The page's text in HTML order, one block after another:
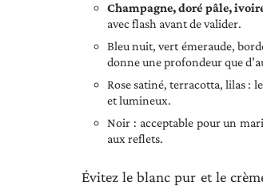
Champagne, doré pâle,
avec flash avant de valider.
Bleu nuit, vert émeraude,
donne une profondeur que
Rose satiné, terracotta, lilas :
et lumineux.
Noir : acceptable pour un
aux reflets.
Évitez le blanc pur et le